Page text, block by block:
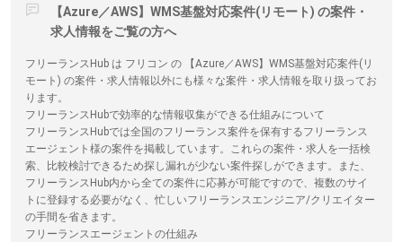
【Azure／AWS】WMS基盤対応案件(リモート) の案件・
求人情報をご覧の方へ
フリーランスHub は フリコン の 【Azure／AWS】WMS基盤対応案件(リ
モート) の案件・求人情報以外にも様々な案件・求人情報を取り扱ってお
ります。
フリーランスHubで効率的な情報収集ができる仕組みについて
フリーランスHubでは全国のフリーランス案件を保有するフリーランス
エージェント様の案件を掲載しています。これらの案件・求人を一括検
索、比較検討できるため探し漏れが少ない案件探しができます。また、
フリーランスHub内から全ての案件に応募が可能ですので、複数のサイ
トに登録する必要がなく、忙しいフリーランスエンジニア/クリエイター
の手間を省きます。
フリーランスエージェントの仕組み